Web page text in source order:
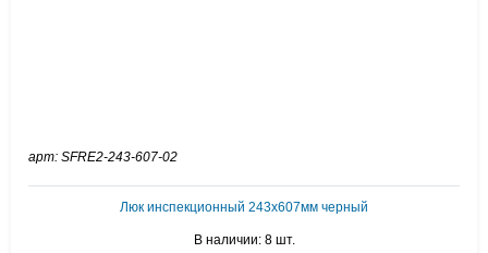
арт: SFRE2-243-607-02
Люк инспекционный 243х607мм черный
В наличии: 8 шт.